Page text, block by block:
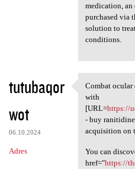
medication, an
purchased via
solution to
conditions.
tutubaqor
wot
06.10.2024
Adres
Combat
Combat ocular
with
[URL=https://
- buy
acquisition on
You can
href="https://